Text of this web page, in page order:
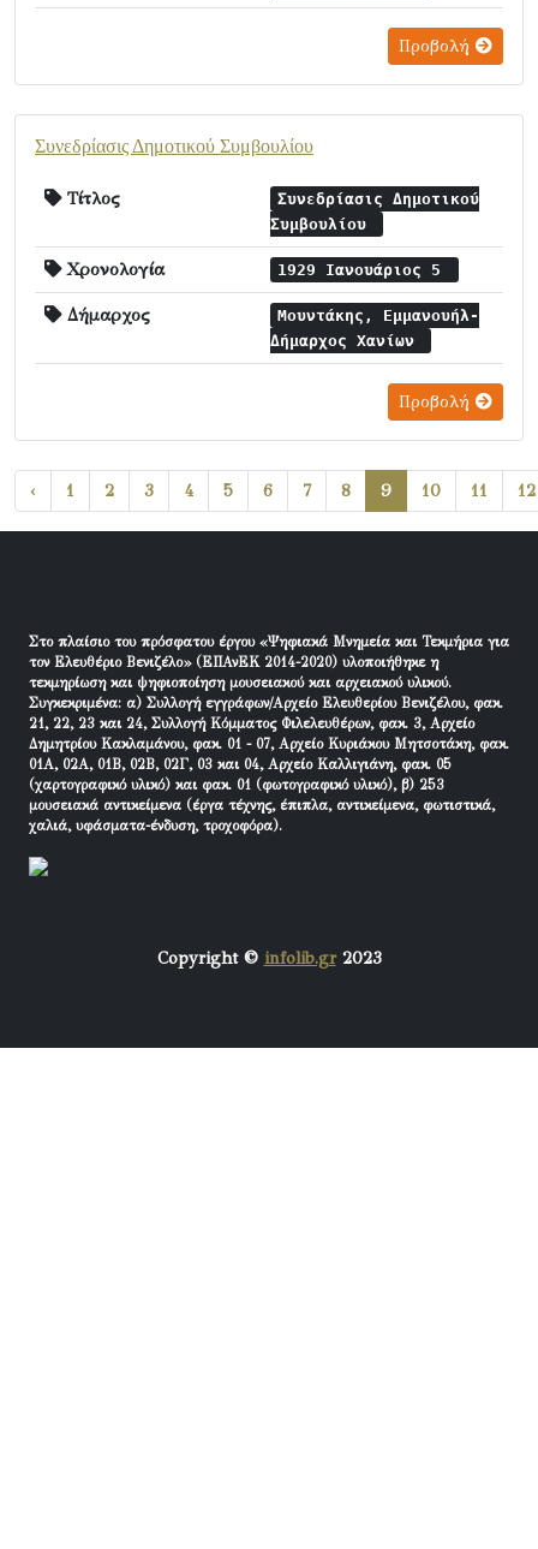
Προβολή
Συνεδρίασις Δημοτικού Συμβουλίου
Τίτλος
Συνεδρίασις Δημοτικού
Συμβουλίου
Χρονολογία 1929 Ιανουάριος 5
Δήμαρχος
Μουντάκης, Εμμανουήλ-
Δήμαρχος Χανίων
Προβολή
‹ 1 2 3 4 5 6 7 8 9 10 11 12
Στο πλαίσιο του πρόσφατου έργου «Ψηφιακά Μνημεία και Τεκμήρια για
τον Ελευθέριο Βενιζέλο» (ΕΠΑνΕΚ 2014-2020) υλοποιήθηκε η
τεκμηρίωση και ψηφιοποίηση μουσειακού και αρχειακού υλικού.
Συγκεκριμένα: α) Συλλογή εγγράφων/Αρχείο Ελευθερίου Βενιζέλου, φακ.
21, 22, 23 και 24, Συλλογή Κόμματος Φιλελευθέρων, φακ. 3, Αρχείο
Δημητρίου Κακλαμάνου, φακ. 01 - 07, Αρχείο Κυριάκου Μητσοτάκη, φακ.
01Α, 02Α, 01Β, 02Β, 02Γ, 03 και 04, Αρχείο Καλλιγιάνη, φακ. 05
(χαρτογραφικό υλικό) και φακ. 01 (φωτογραφικό υλικό), β) 253
μουσειακά αντικείμενα (έργα τέχνης, έπιπλα, αντικείμενα, φωτιστικά,
χαλιά, υφάσματα-ένδυση, τροχοφόρα).
Copyright © infolib.gr2023